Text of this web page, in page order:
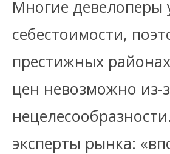
Многие девелоперы
себестоимости,
престижных
цен невозможно из-
эксперты рынка: